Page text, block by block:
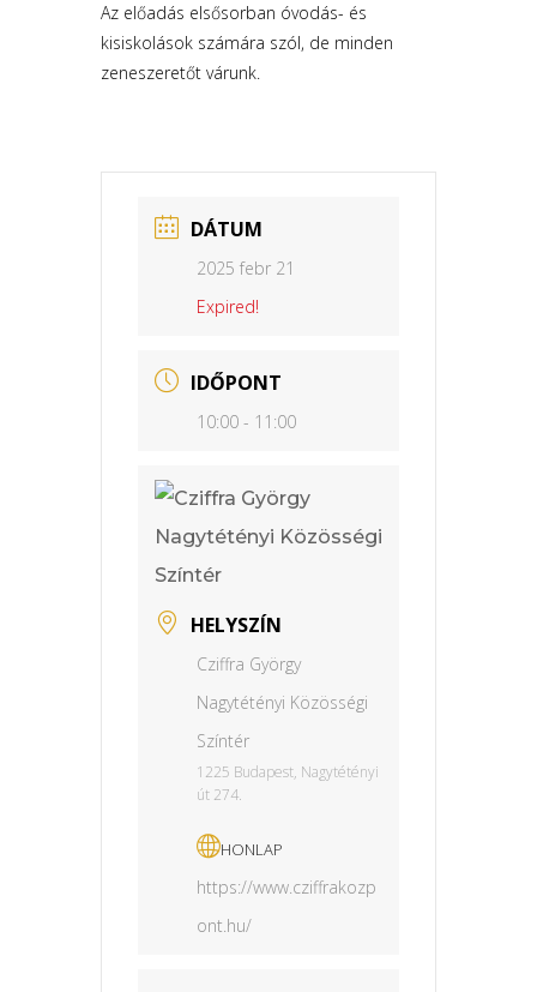
Az előadás elsősorban óvodás- és
kisiskolások számára szól, de minden
zeneszeretőt várunk.
DÁTUM
2025 febr 21
Expired!
IDŐPONT
10:00 - 11:00
HELYSZÍN
Cziffra György
Nagytétényi Közösségi
Színtér
1225 Budapest, Nagytétényi
út 274.
HONLAP
https://www.cziffrakozp
ont.hu/